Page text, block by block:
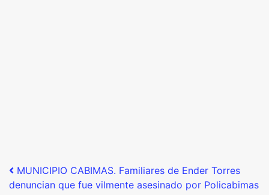
Post navigation
MUNICIPIO CABIMAS. Familiares de Ender Torres
denuncian que fue vilmente asesinado por Policabimas